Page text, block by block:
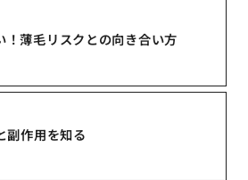
！薄毛リスクとの向き合い方
副作用を知る